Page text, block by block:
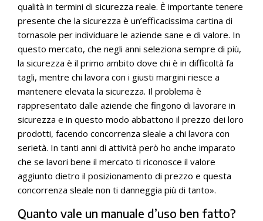
qualità in termini di sicurezza reale. È importante tenere
presente che la sicurezza è un’efficacissima cartina di
tornasole per individuare le aziende sane e di valore. In
questo mercato, che negli anni seleziona sempre di più,
la sicurezza è il primo ambito dove chi è in difficoltà fa
tagli, mentre chi lavora con i giusti margini riesce a
mantenere elevata la sicurezza. Il problema è
rappresentato dalle aziende che fingono di lavorare in
sicurezza e in questo modo abbattono il prezzo dei loro
prodotti, facendo concorrenza sleale a chi lavora con
serietà. In tanti anni di attività però ho anche imparato
che se lavori bene il mercato ti riconosce il valore
aggiunto dietro il posizionamento di prezzo e questa
concorrenza sleale non ti danneggia più di tanto».
Quanto vale un manuale d’uso ben fatto?